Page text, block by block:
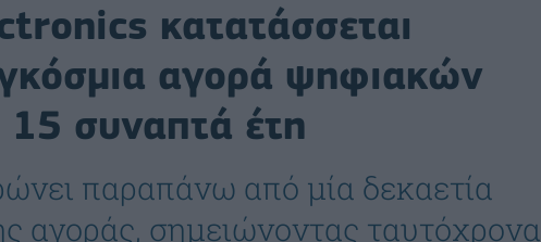
κατατάσσεται
αγορά ψηφιακών
συναπτά έτη
παραπάνω από μία δεκαετία
αγοράς, σημειώνοντας ταυτόχρονα